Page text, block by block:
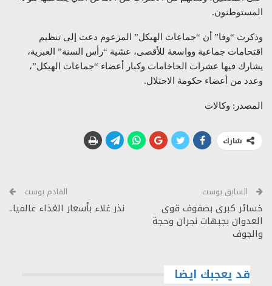
المستوطنون.
وذكرت “وفا” أن “جماعات الهيكل” المزعوم دعت إلى تنظيم
اقتحامات جماعية وواسعة للأقصى، عشية “رأس السنة” العبرية،
يشارك فيها عشرات الحاخامات وكبار أعضاء “جماعات الهيكل”،
وعدد من أعضاء حكومة الاحتلال.
المصدر: وكالات
شارك
السابق بوست
خسائر كبرى بصفوف قوى
العدوان بجبهات نجران وحجة
والجوف
القادم بوست
نذر غلاء بأسعار الغذاء عالميا..
قد يعجبك ايضا